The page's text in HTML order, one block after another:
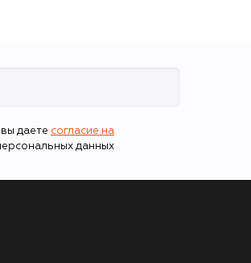
даете согласие на
данных